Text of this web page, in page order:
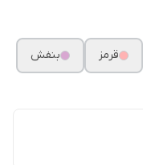
قرمز بنفش